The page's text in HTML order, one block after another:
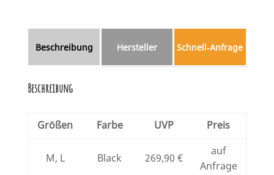
Beschreibung Hersteller Schnell‑Anfrage
Beschreibung
Größen Farbe UVP Preis
M, L Black 269,90 €
auf
Anfrage